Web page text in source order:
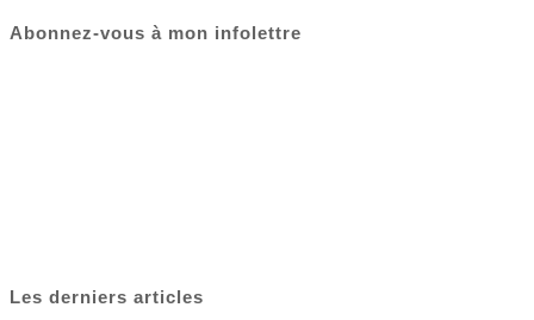
Abonnez-vous à mon infolettre
Les derniers articles